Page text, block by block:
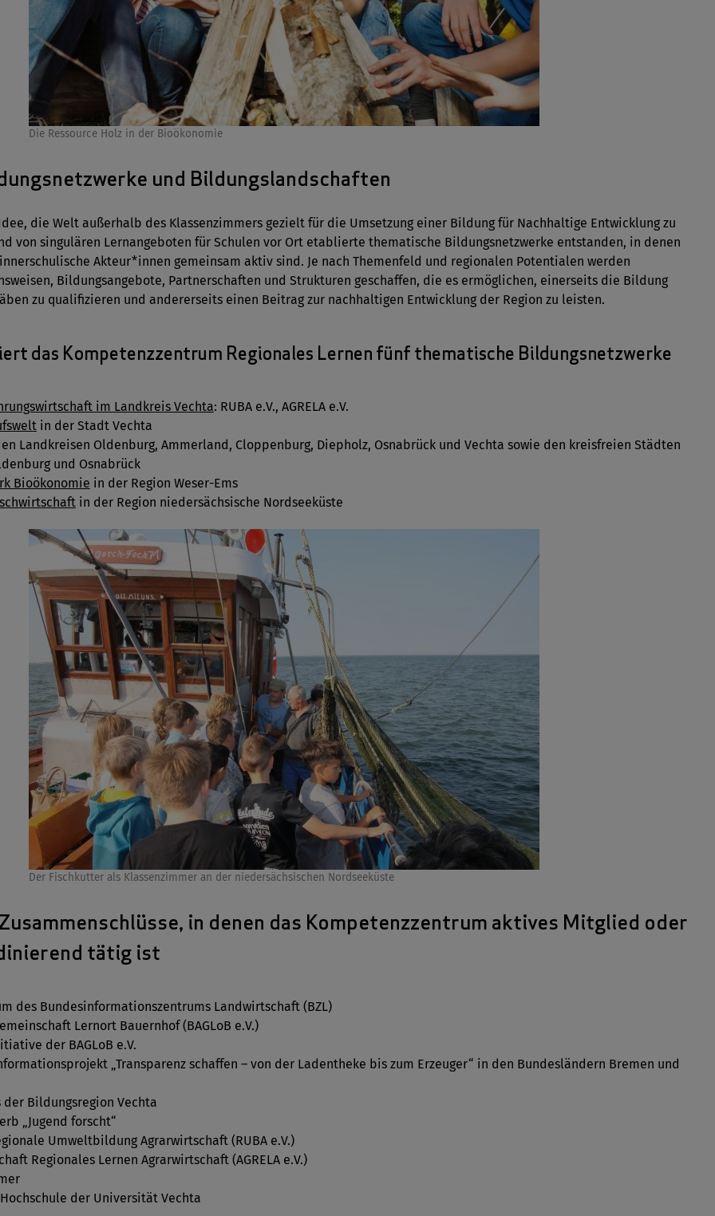
Die Ressource Holz in der Bioökonomie
und Bildungslandschaften
die Welt außerhalb des Klassenzimmers gezielt für die Umsetzung einer Bildung für Nachhaltige Entwicklung zu
von singulären Lernangeboten für Schulen vor Ort etablierte thematische Bildungsnetzwerke entstanden, in denen
Akteur*innen gemeinsam aktiv sind. Je nach Themenfeld und regionalen Potentialen werden
Bildungsangebote, Partnerschaften und Strukturen geschaffen, die es ermöglichen, einerseits die Bildung
zu qualifizieren und andererseits einen Beitrag zur nachhaltigen Entwicklung der Region zu leisten.
das Kompetenzzentrum Regionales Lernen fünf thematische Bildungsnetzwerke
im Landkreis Vechta: RUBA e.V., AGRELA e.V.
in der Stadt Vechta
Landkreisen Oldenburg, Ammerland, Cloppenburg, Diepholz, Osnabrück und Vechta sowie den kreisfreien Städten
und Osnabrück
Bioökonomie in der Region Weser-Ems
in der Region niedersächsische Nordseeküste
Der Fischkutter als Klassenzimmer an der niedersächsischen Nordseeküste
in denen das Kompetenzzentrum aktives Mitglied oder
tätig ist
des Bundesinformationszentrums Landwirtschaft (BZL)
Lernort Bauernhof (BAGLoB e.V.)
der BAGLoB e.V.
„Transparenz schaffen – von der Ladentheke bis zum Erzeuger“ in den Bundesländern Bremen und
der Bildungsregion Vechta
„Jugend forscht“
Umweltbildung Agrarwirtschaft (RUBA e.V.)
Regionales Lernen Agrarwirtschaft (AGRELA e.V.)
der Universität Vechta